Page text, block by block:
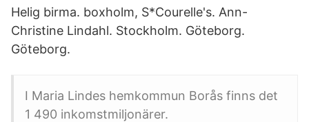
Helig birma. boxholm, S*Courelle's. Ann-
Christine Lindahl. Stockholm. Göteborg.
Göteborg.
I Maria Lindes hemkommun Borås finns det
1 490 inkomstmiljonärer.